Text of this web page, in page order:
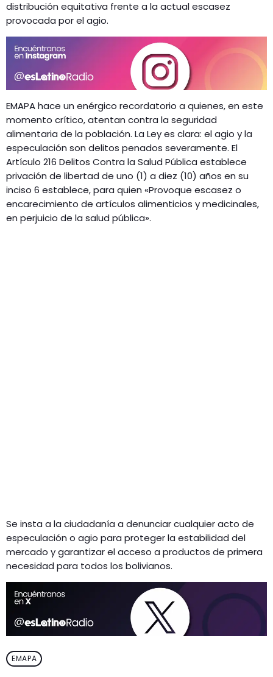
distribución equitativa frente a la actual escasez
provocada por el agio.
EMAPA hace un enérgico recordatorio a quienes, en este
momento crítico, atentan contra la seguridad
alimentaria de la población. La Ley es clara: el agio y la
especulación son delitos penados severamente. El
Artículo 216 Delitos Contra la Salud Pública establece
privación de libertad de uno (1) a diez (10) años en su
inciso 6 establece, para quien «Provoque escasez o
encarecimiento de artículos alimenticios y medicinales,
en perjuicio de la salud pública».
Se insta a la ciudadanía a denunciar cualquier acto de
especulación o agio para proteger la estabilidad del
mercado y garantizar el acceso a productos de primera
necesidad para todos los bolivianos.
EMAPA